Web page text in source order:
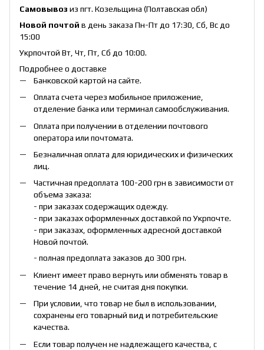
Самовывоз из пгт. Козельщина (Полтавская обл)
Новой почтой в день заказа Пн-Пт до 17:30, Сб, Вс до
15:00
Укрпочтой Вт, Чт, Пт, Сб до 10:00.
Подробнее о доставке
Банковской картой на сайте.
Оплата счета через мобильное приложение,
отделение банка или терминал самообслуживания.
Оплата при получении в отделении почтового
оператора или почтомата.
Безналичная оплата для юридических и физических
лиц.
Частичная предоплата 100-200 грн в зависимости от
объема заказа:
- при заказах содержащих одежду.
- при заказах оформленных доставкой по Укрпочте.
- при заказах, оформленных адресной доставкой
Новой почтой.
- полная предоплата заказов до 300 грн.
Клиент имеет право вернуть или обменять товар в
течение 14 дней, не считая дня покупки.
При условии, что товар не был в использовании,
сохранены его товарный вид и потребительские
качества.
Если товар получен не надлежащего качества, с